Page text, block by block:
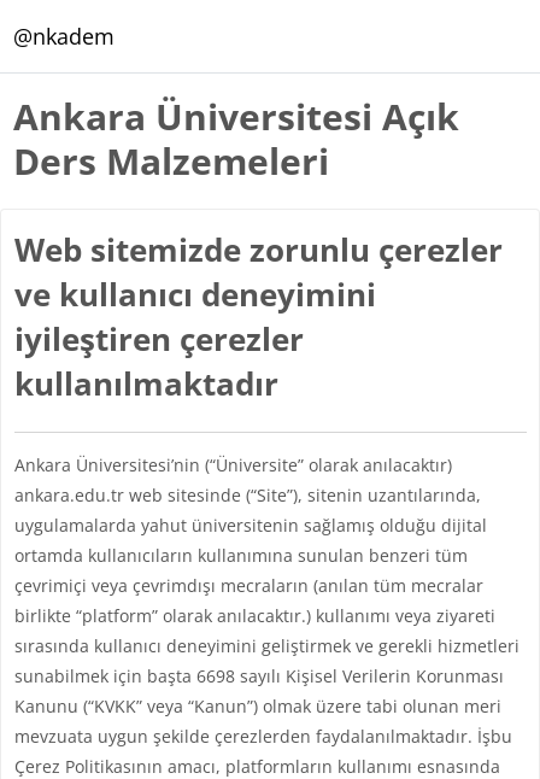
@nkadem
Ankara Üniversitesi Açık
Ders Malzemeleri
Web sitemizde zorunlu çerezler
ve kullanıcı deneyimini
iyileştiren çerezler
kullanılmaktadır
Ankara Üniversitesi’nin (“Üniversite” olarak anılacaktır)
ankara.edu.tr web sitesinde (“Site”), sitenin uzantılarında,
uygulamalarda yahut üniversitenin sağlamış olduğu dijital
ortamda kullanıcıların kullanımına sunulan benzeri tüm
çevrimiçi veya çevrimdışı mecraların (anılan tüm mecralar
birlikte “platform” olarak anılacaktır.) kullanımı veya ziyareti
sırasında kullanıcı deneyimini geliştirmek ve gerekli hizmetleri
sunabilmek için başta 6698 sayılı Kişisel Verilerin Korunması
Kanunu (“KVKK” veya “Kanun”) olmak üzere tabi olunan meri
mevzuata uygun şekilde çerezlerden faydalanılmaktadır. İşbu
Çerez Politikasının amacı, platformların kullanımı esnasında